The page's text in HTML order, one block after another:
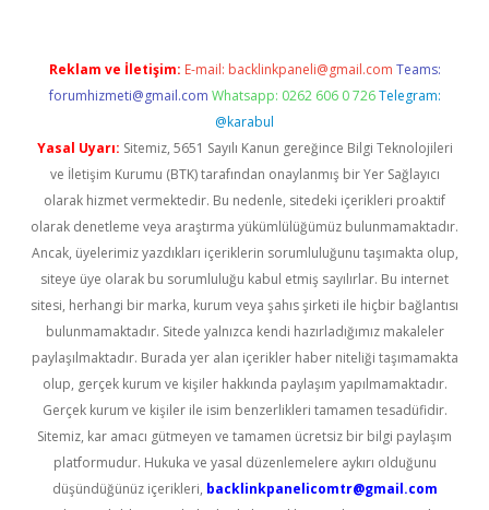
Reklam ve İletişim: E-mail: backlinkpaneli@gmail.com Teams:
forumhizmeti@gmail.com Whatsapp: 0262 606 0 726 Telegram:
@karabul
Yasal Uyarı: Sitemiz, 5651 Sayılı Kanun gereğince Bilgi Teknolojileri
ve İletişim Kurumu (BTK) tarafından onaylanmış bir Yer Sağlayıcı
olarak hizmet vermektedir. Bu nedenle, sitedeki içerikleri proaktif
olarak denetleme veya araştırma yükümlülüğümüz bulunmamaktadır.
Ancak, üyelerimiz yazdıkları içeriklerin sorumluluğunu taşımakta olup,
siteye üye olarak bu sorumluluğu kabul etmiş sayılırlar. Bu internet
sitesi, herhangi bir marka, kurum veya şahıs şirketi ile hiçbir bağlantısı
bulunmamaktadır. Sitede yalnızca kendi hazırladığımız makaleler
paylaşılmaktadır. Burada yer alan içerikler haber niteliği taşımamakta
olup, gerçek kurum ve kişiler hakkında paylaşım yapılmamaktadır.
Gerçek kurum ve kişiler ile isim benzerlikleri tamamen tesadüfidir.
Sitemiz, kar amacı gütmeyen ve tamamen ücretsiz bir bilgi paylaşım
platformudur. Hukuka ve yasal düzenlemelere aykırı olduğunu
düşündüğünüz içerikleri, backlinkpanelicomtr@gmail.com